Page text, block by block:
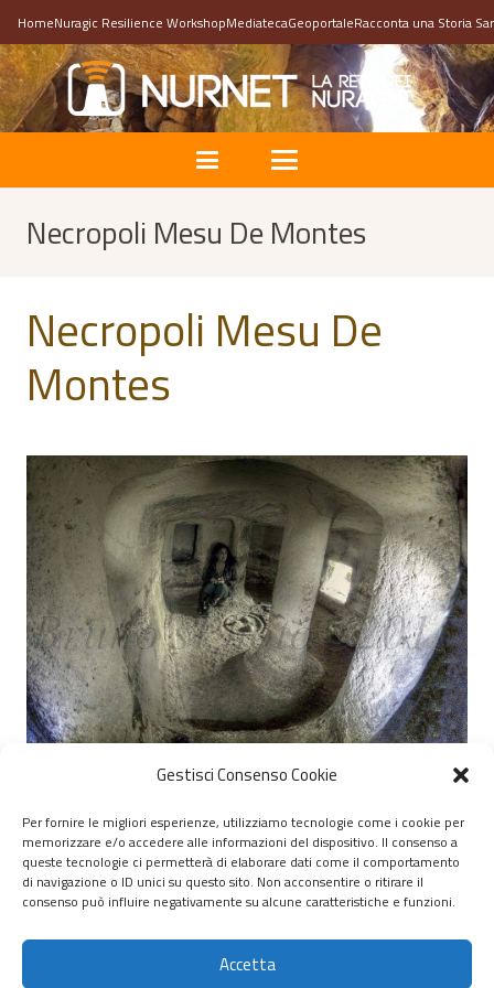
Gestisci Consenso Cookie
Per fornire le migliori esperienze, utilizziamo tecnologie come i cookie per
memorizzare e/o accedere alle informazioni del dispositivo. Il consenso a
queste tecnologie ci permetterà di elaborare dati come il comportamento
di navigazione o ID unici su questo sito. Non acconsentire o ritirare il
consenso può influire negativamente su alcune caratteristiche e funzioni.
Accetta
HomeNuragic Resilience WorkshopMediatecaGeoportaleRacconta una Storia
Necropoli Mesu De Montes
Necropoli Mesu De
Montes
OSSI: NECROPOLI DI MESU ‘E MONTES
© 2020 – 2026 Nurnet – La rete dei Nuraghi – webdesign:
antoniopalumbo.it
Home